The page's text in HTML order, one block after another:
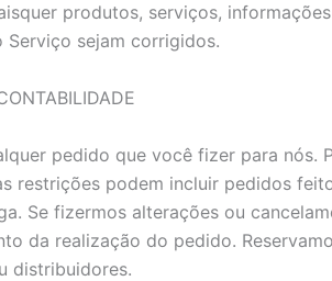
produtos, serviços,
sejam corrigidos.
pedido que você fizer para
restrições podem incluir pedidos
Se fizermos alterações ou
da realização do pedido.
distribuidores.